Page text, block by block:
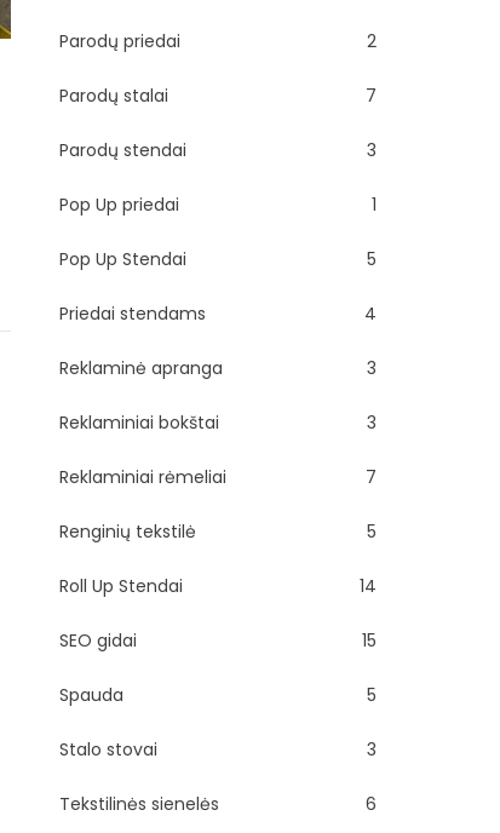
Parodų priedai 2
Parodų stalai 7
Parodų stendai 3
Pop Up priedai 1
Pop Up Stendai 5
Priedai stendams 4
Reklaminė apranga 3
Reklaminiai bokštai 3
Reklaminiai rėmeliai 7
Renginių tekstilė 5
Roll Up Stendai 14
SEO gidai 15
Spauda 5
Stalo stovai 3
Tekstilinės sienelės 6